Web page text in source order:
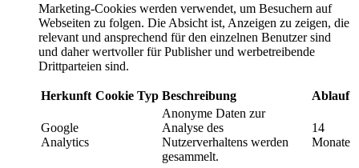
Marketing-Cookies werden verwendet, um Besuchern auf
Webseiten zu folgen. Die Absicht ist, Anzeigen zu zeigen, die
relevant und ansprechend für den einzelnen Benutzer sind
und daher wertvoller für Publisher und werbetreibende
Drittparteien sind.
Herkunft Cookie Typ Beschreibung Ablauf
Google
Analytics
Anonyme Daten zur
Analyse des
Nutzerverhaltens werden
gesammelt.
14
Monate